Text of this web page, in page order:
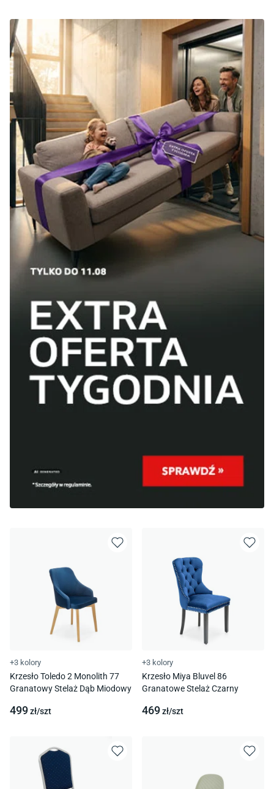
+3 kolory
Krzesło Toledo 2 Monolith 77
Granatowy Stelaż Dąb Miodowy
499zł/szt
+3 kolory
Krzesło Miya Bluvel 86
Granatowe Stelaż Czarny
469zł/szt